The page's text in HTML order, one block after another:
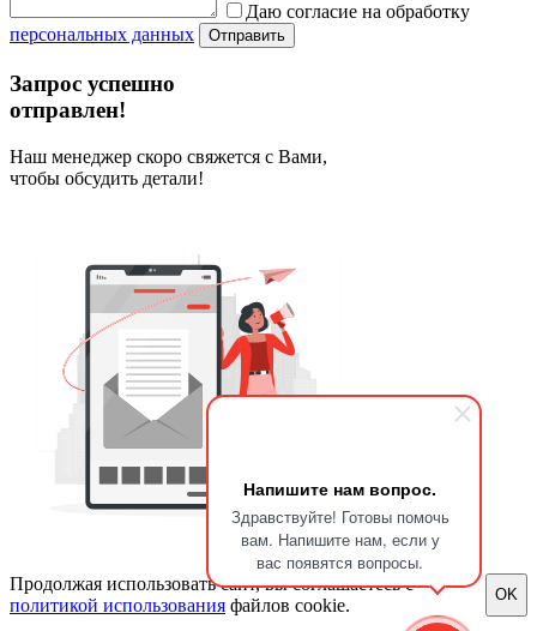
Напишите нам вопрос.
Здравствуйте! Готовы помочь
вам. Напишите нам, если у
вас появятся вопросы.
Даю согласие на обработку
персональных данных
Отправить
Запрос успешно
отправлен!
Наш менеджер скоро свяжется с Вами,
чтобы обсудить детали!
Продолжая использовать сайт, вы соглашаетесь с
политикой использования файлов cookie. OK